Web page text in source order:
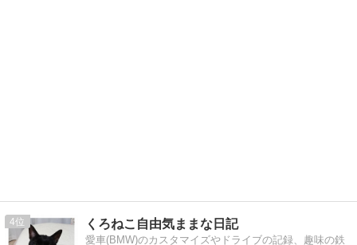
4 くろねこ自由気ままな日記
愛車(BMW)のカスタマイズやドライブの記録、趣味の鉄